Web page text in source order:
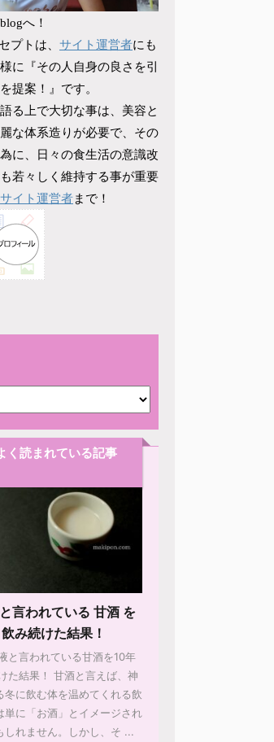
へ！
プトは、 サイト運営者にも
に『その人自身の良さを引
提案！』です。
る上で大切な事は、美容と
な体系造りが必要で、その
に、日々の食生活の意識改
若々しく維持する事が重要
サイト運営者まで！
く読まれている記事
言われている 甘酒 を
み続けた結果！
と言われている甘酒を10年
た結果！ 甘酒と言えば、神
冬に飲む体を温めてくれる飲
単に「お酒」とイメージされ
しれません。しかし、そ ...